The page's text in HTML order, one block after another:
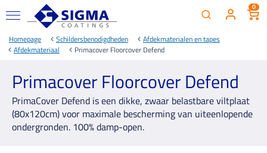
0
Homepage Schildersbenodigdheden
Afdekmaterialen en tapes
Afdekmateriaal
Primacover Floorcover Defend
Primacover Floorcover Defend
PrimaCover Defend is een dikke, zwaar belastbare viltplaat
(80x120cm) voor maximale bescherming van uiteenlopende
ondergronden. 100% damp-open.